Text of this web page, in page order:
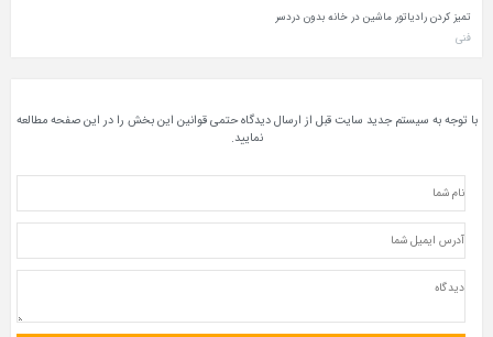
تمیز کردن رادیاتور ماشین در خانه بدون دردسر
فنی
با توجه به سیستم جدید سایت قبل از ارسال دیدگاه حتمی قوانین این بخش را در این صفحه مطالعه
نمایید.